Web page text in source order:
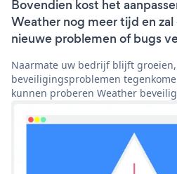
Bovendien kost het
Weather nog meer tijd en
nieuwe problemen of bugs
Naarmate uw bedrijf blijft
beveiligingsproblemen
kunnen proberen Weather